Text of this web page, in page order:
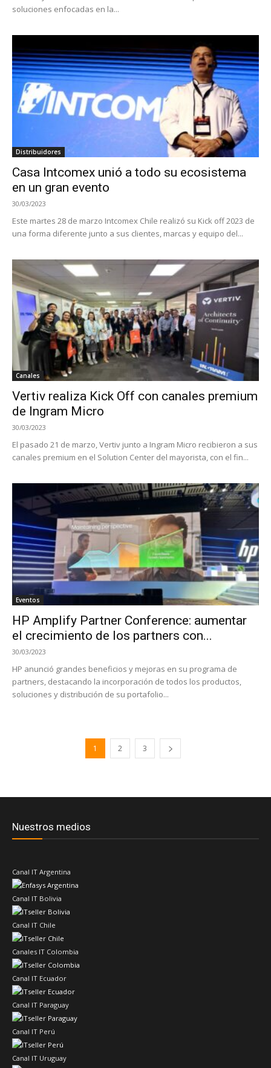
soluciones enfocadas en la...
Distribuidores
Casa Intcomex unió a todo su ecosistema
en un gran evento
30/03/2023
Este martes 28 de marzo Intcomex Chile realizó su Kick off 2023 de
una forma diferente junto a sus clientes, marcas y equipo del...
Canales
Vertiv realiza Kick Off con canales premium
de Ingram Micro
30/03/2023
El pasado 21 de marzo, Vertiv junto a Ingram Micro recibieron a sus
canales premium en el Solution Center del mayorista, con el fin...
Eventos
HP Amplify Partner Conference: aumentar
el crecimiento de los partners con...
30/03/2023
HP anunció grandes beneficios y mejoras en su programa de
partners, destacando la incorporación de todos los productos,
soluciones y distribución de su portafolio...
1 2 3
Nuestros medios
Canal IT Argentina
Canal IT Bolivia
Canal IT Chile
Canales IT Colombia
Canal IT Ecuador
Canal IT Paraguay
Canal IT Perú
Canal IT Uruguay